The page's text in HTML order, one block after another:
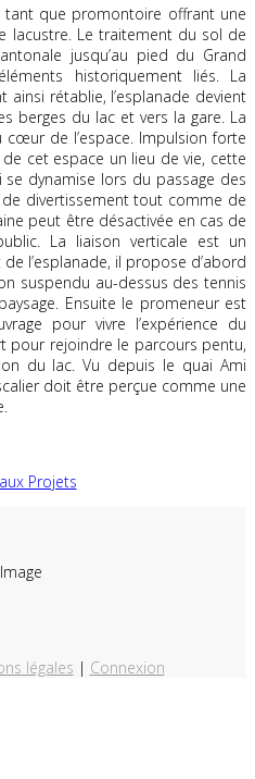
tant que promontoire offrant une
lacustre. Le traitement du sol de
jusqu’au pied du Grand
historiquement liés. La
rétablie, l’esplanade devient
berges du lac et vers la gare. La
de l’espace. Impulsion forte
cet espace un lieu de vie, cette
dynamise lors du passage des
divertissement tout comme de
peut être désactivée en cas de
La liaison verticale est un
l’esplanade, il propose d’abord
suspendu au-dessus des tennis
Ensuite le promeneur est
pour vivre l’expérience du
pour rejoindre le parcours pentu,
du lac. Vu depuis le quai Ami
doit être perçue comme une
Projets
légales | Connexion